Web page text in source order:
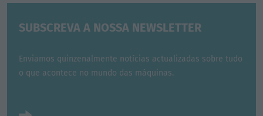
SUBSCREVA A NOSSA NEWSLETTER
Enviamos quinzenalmente notícias actualizadas sobre tudo
o que acontece no mundo das máquinas.